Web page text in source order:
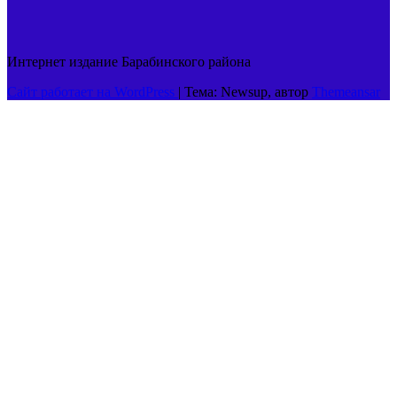
Интернет издание Барабинского района
Сайт работает на WordPress | Тема: Newsup, автор Themeansar